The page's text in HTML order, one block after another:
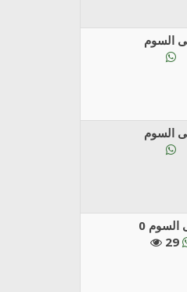
السوم
السوم
السوم 0
29